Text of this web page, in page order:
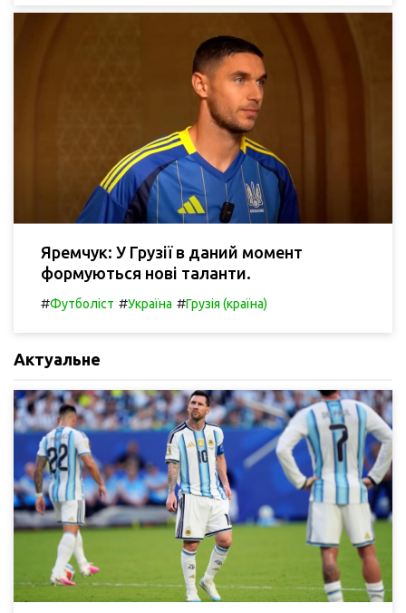
Яремчук: У Грузії в даний момент
формуються нові таланти.
#Футболіст #Україна #Грузія (країна)
Актуальне